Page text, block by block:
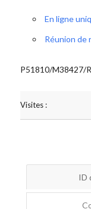
En ligne
Réunion de
P51810/M38427/
Visites :
ID